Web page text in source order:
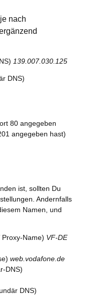
nach
139.007.030.125
DNS)
80 angegeben
angegeben hast)
ist, sollten Du
Andernfalls
Namen, und
Name) VF-DE
web.vodafone.de
DNS)
DNS)